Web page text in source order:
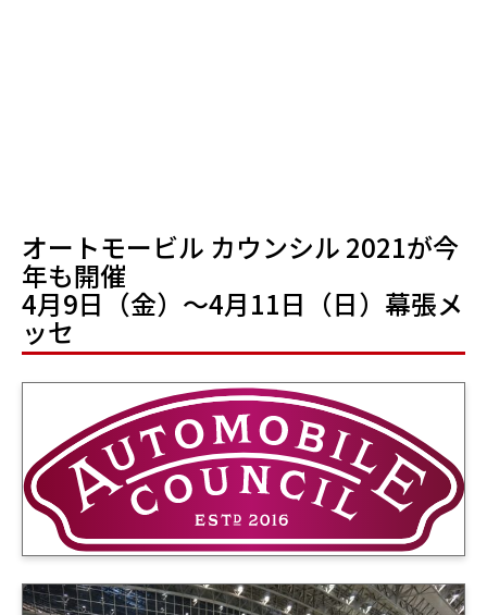
オートモービル カウンシル 2021が今
年も開催
4月9日（金）～4月11日（日）幕張メ
ッセ